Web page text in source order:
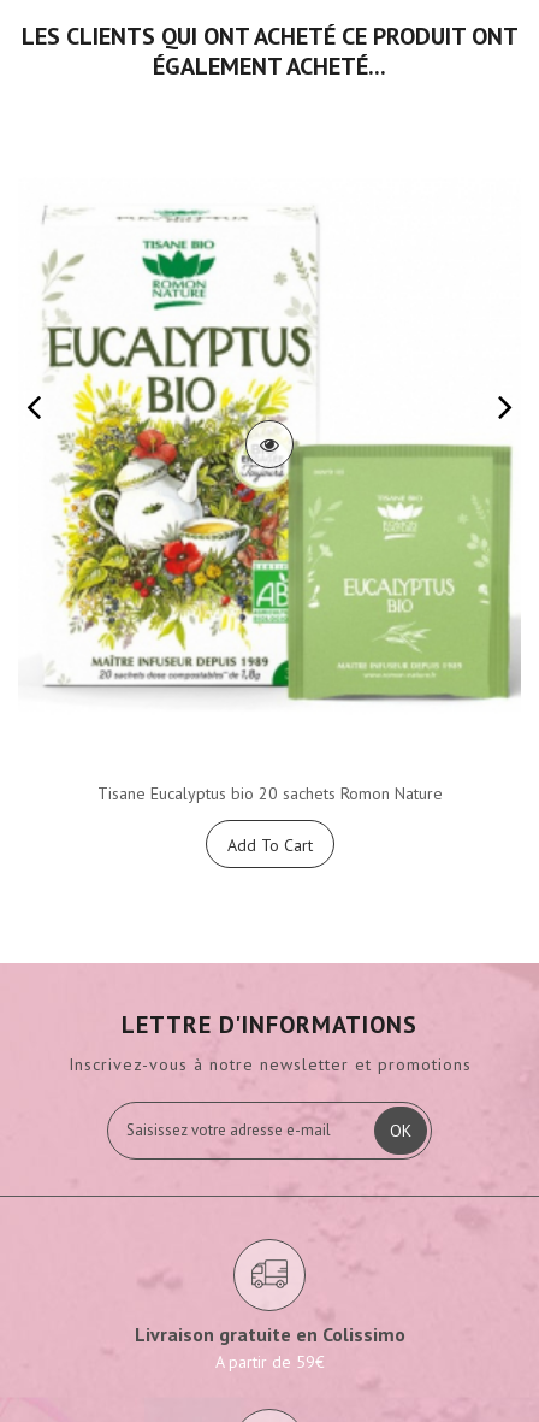
LES CLIENTS QUI ONT ACHETÉ CE PRODUIT ONT
ÉGALEMENT ACHETÉ...
Tisane Eucalyptus bio 20 sachets Romon Nature
Add To Cart
LETTRE D'INFORMATIONS
Inscrivez-vous à notre newsletter et promotions
OK
Livraison gratuite en Colissimo
A partir de 59€